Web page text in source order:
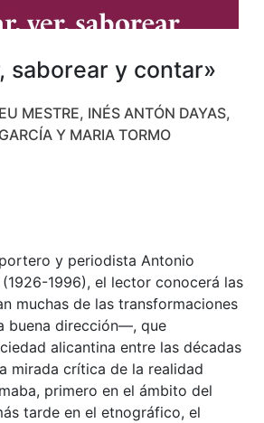
saborear y contar»
MESTRE, INÉS ANTÓN DAYAS,
Y MARIA TORMO
y periodista Antonio
1996), el lector conocerá las
muchas de las transformaciones
buena dirección—, que
alicantina entre las décadas
mirada crítica de la realidad
primero en el ámbito del
tarde en el etnográfico, el